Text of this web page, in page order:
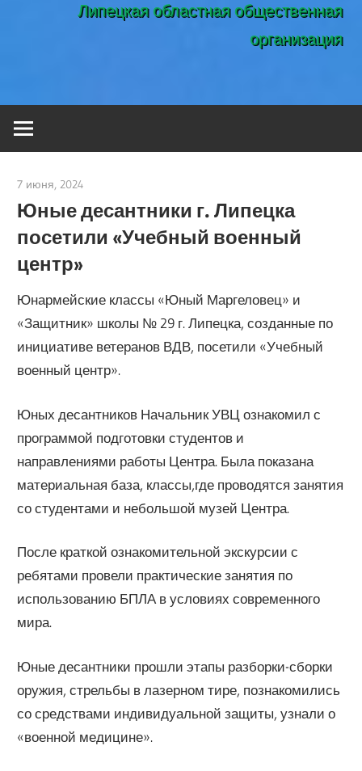
Липецкая областная общественная
организация
7 июня, 2024
Юные десантники г. Липецка
посетили «Учебный военный
центр»
Юнармейские классы «Юный Маргеловец» и
«Защитник» школы № 29 г. Липецка, созданные по
инициативе ветеранов ВДВ, посетили «Учебный
военный центр».
Юных десантников Начальник УВЦ ознакомил с
программой подготовки студентов и
направлениями работы Центра. Была показана
материальная база, классы,где проводятся занятия
со студентами и небольшой музей Центра.
После краткой ознакомительной экскурсии с
ребятами провели практические занятия по
использованию БПЛА в условиях современного
мира.
Юные десантники прошли этапы разборки-сборки
оружия, стрельбы в лазерном тире, познакомились
со средствами индивидуальной защиты, узнали о
«военной медицине».